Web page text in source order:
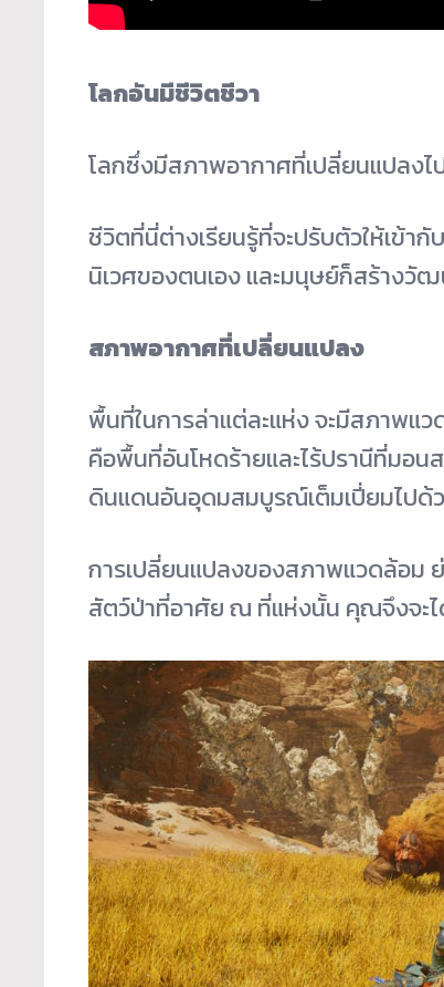
โลกอันมีชีวิตชีวา
โลกซึ่งมีสภาพอากาศที่เปลี่ยนแปลงไ
ชีวิตที่นี่ต่างเรียนรู้ที่จะปรับตัวให้เข้
นิเวศของตนเอง และมนุษย์ก็สร้างวั
สภาพอากาศที่เปลี่ยนแปลง
พื้นที่ในการล่าแต่ละแห่ง จะมีสภาพ
คือพื้นที่อันโหดร้ายและไร้ปรานีที่มอ
ดินแดนอันอุดมสมบูรณ์เต็มเปี่ยมไปด้
การเปลี่ยนแปลงของสภาพแวดล้อม
สัตว์ป่าที่อาศัย ณ ที่แห่งนั้น คุณจึงจะ